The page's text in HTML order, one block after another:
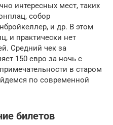
интересных мест, таких
собор
и др. В этом
и практически нет
Средний чек за
150 евро за ночь с
в старом
по современной
билетов